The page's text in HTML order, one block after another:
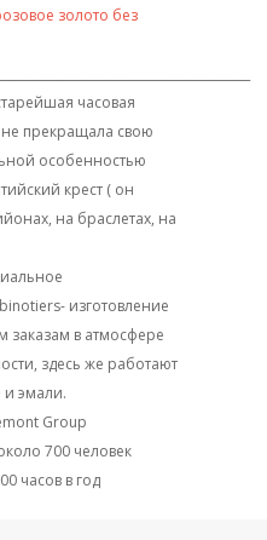
золото без
часовая
не прекращала свою
особенностью
крест ( он
на браслетах, на
изготовление
заказам в атмосфере
здесь же работают
эмали.
Group
700 человек
часов в год